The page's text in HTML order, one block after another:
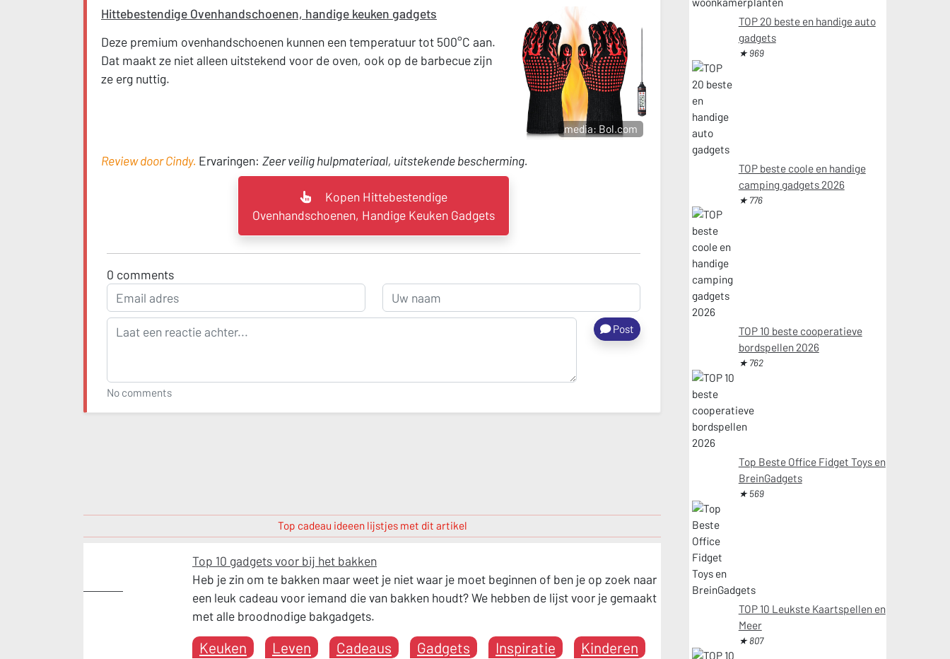
Hittebestendige Ovenhandschoenen, handige keuken gadgets
Deze premium ovenhandschoenen kunnen een temperatuur tot 500°C aan.
Dat maakt ze niet alleen uitstekend voor de oven, ook op de barbecue zijn
ze erg nuttig.
media: Bol.com
Review door Cindy. Ervaringen: Zeer veilig hulpmateriaal, uitstekende bescherming.
Kopen Hittebestendige
Ovenhandschoenen, Handige Keuken Gadgets
0 comments
Post
No comments
Top cadeau ideeen lijstjes met dit artikel
Top 10 gadgets voor bij het bakken
Heb je zin om te bakken maar weet je niet waar je moet beginnen of ben je op zoek naar
een leuk cadeau voor iemand die van bakken houdt? We hebben de lijst voor je gemaakt
met alle broodnodige bakgadgets.
Keuken Leven Cadeaus Gadgets Inspiratie
Kinderen
TOP 20 beste en handige auto
gadgets
★ 969
TOP beste coole en handige
camping gadgets 2026
★ 776
TOP 10 beste cooperatieve
bordspellen 2026
★ 762
Top Beste Office Fidget Toys en
BreinGadgets
★ 569
TOP 10 Leukste Kaartspellen en
Meer
★ 807